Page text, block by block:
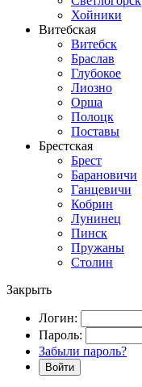
Хойники
Витебская
Витебск
Браслав
Глубокое
Лиозно
Орша
Полоцк
Поставы
Брестская
Брест
Барановичи
Ганцевичи
Кобрин
Лунинец
Пинск
Пружаны
Столин
Закрыть
Логин:
Пароль:
Забыли пароль?
Войти